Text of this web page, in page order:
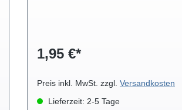
1,95 €*
Preis inkl. MwSt. zzgl. Versandkosten
Lieferzeit: 2-5 Tage